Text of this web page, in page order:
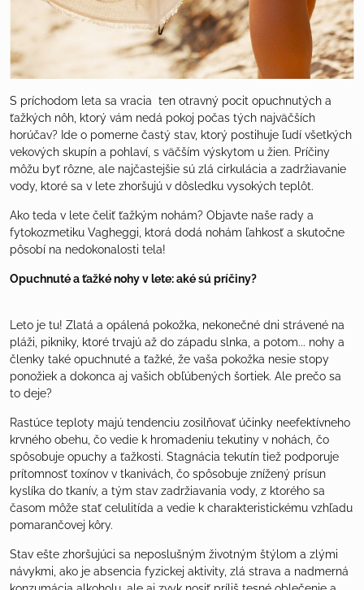
S príchodom leta sa vracia ten otravný pocit opuchnutých a
ťažkých nôh, ktorý vám nedá pokoj počas tých najväčších
horúčav? Ide o pomerne častý stav, ktorý postihuje ľudí všetkých
vekových skupín a pohlaví, s väčším výskytom u žien. Príčiny
môžu byť rôzne, ale najčastejšie sú zlá cirkulácia a zadržiavanie
vody, ktoré sa v lete zhoršujú v dôsledku vysokých teplôt.
Ako teda v lete čeliť ťažkým nohám? Objavte naše rady a
fytokozmetiku Vagheggi, ktorá dodá nohám ľahkosť a skutočne
pôsobí na nedokonalosti tela!
Opuchnuté a ťažké nohy v lete: aké sú príčiny?
Leto je tu! Zlatá a opálená pokožka, nekonečné dni strávené na
pláži, pikniky, ktoré trvajú až do západu slnka, a potom... nohy a
členky také opuchnuté a ťažké, že vaša pokožka nesie stopy
ponožiek a dokonca aj vašich obľúbených šortiek. Ale prečo sa
to deje?
Rastúce teploty majú tendenciu zosilňovať účinky neefektívneho
krvného obehu, čo vedie k hromadeniu tekutiny v nohách, čo
spôsobuje opuchy a ťažkosti. Stagnácia tekutín tiež podporuje
prítomnosť toxínov v tkanivách, čo spôsobuje znížený prísun
kyslíka do tkanív, a tým stav zadržiavania vody, z ktorého sa
časom môže stať celulitída a vedie k charakteristickému vzhľadu
pomarančovej kôry.
Stav ešte zhoršujúci sa neposlušným životným štýlom a zlými
návykmi, ako je absencia fyzickej aktivity, zlá strava a nadmerná